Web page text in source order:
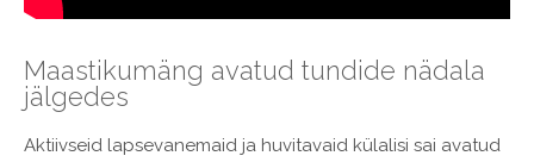
Maastikumäng avatud tundide nädala
jälgedes
Aktiivseid lapsevanemaid ja huvitavaid külalisi sai avatud